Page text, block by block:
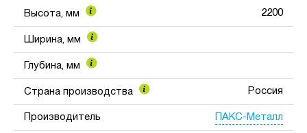
Высота, мм 2200
Ширина, мм
Глубина, мм
Страна производства Россия
Производитель ПАКС-Металл